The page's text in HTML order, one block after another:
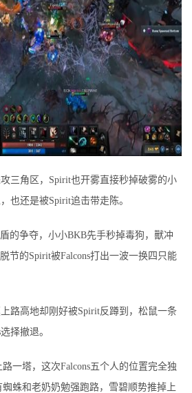
三角区，Spirit也开雾直接秒掉破雾的小
也还是被Spirit追击带走陈。
争夺，小小BKB先手秒掉毒狗，獸冲
节的Spirit被Falcons打出一波一换四只能
路高地却刚好被Spirit反蹲到，松鼠一条
择撤退。
塔，这次Falcons五个人的位置完全独
蛛和老奶奶勉强跑路，雪碧顺势推掉上